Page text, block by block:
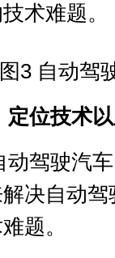
术难题。
图3 自动驾
定位技术
动驾驶汽
决自动
题。